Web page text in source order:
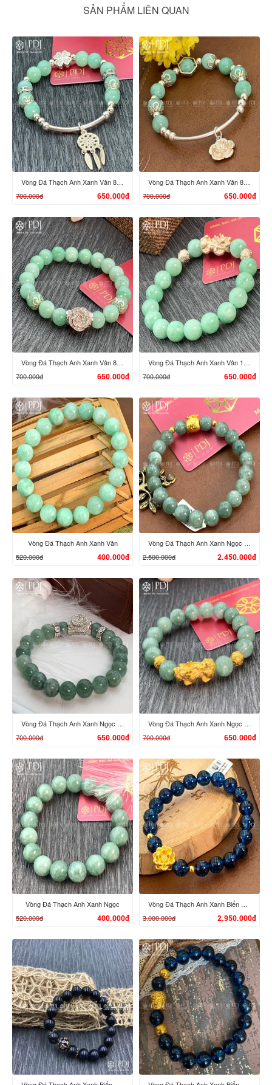
SẢN PHẨM LIÊN QUAN
XEM CHI TIẾT
Vòng Đá Thạch Anh Xanh Vân 8 Ly Chi Tiết Bạc Vòng Dream Catcher
700.000đ
650.000đ
XEM CHI TIẾT
Vòng Đá Thạch Anh Xanh Vân 8 Ly Chi Tiết Bạc Hoa
700.000đ
650.000đ
XEM CHI TIẾT
Vòng Đá Thạch Anh Xanh Vân 8 Ly Charm Hoa Đá Bạc
700.000đ
650.000đ
XEM CHI TIẾT
Vòng Đá Thạch Anh Xanh Vân 10 Ly Charm Tỳ Hưu Bạc
700.000đ
650.000đ
Vòng Đá Thạch Anh Xanh Vân
520.000đ
400.000đ
XEM CHI TIẾT
Vòng Đá Thạch Anh Xanh Ngọc Charm Túi Tiền 24K
2.500.000đ
2.450.000đ
XEM CHI TIẾT
Vòng Đá Thạch Anh Xanh Ngọc 8 Ly Charm Hoa Đá Bạc
700.000đ
650.000đ
XEM CHI TIẾT
Vòng Đá Thạch Anh Xanh Ngọc 10 Ly Charm Tỳ Hưu Bạc Si
700.000đ
650.000đ
XEM CHI TIẾT
Vòng Đá Thạch Anh Xanh Ngọc
520.000đ
400.000đ
XEM CHI TIẾT
Vòng Đá Thạch Anh Xanh Biển Charm Hoa Sen 24K
3.000.000đ
2.950.000đ